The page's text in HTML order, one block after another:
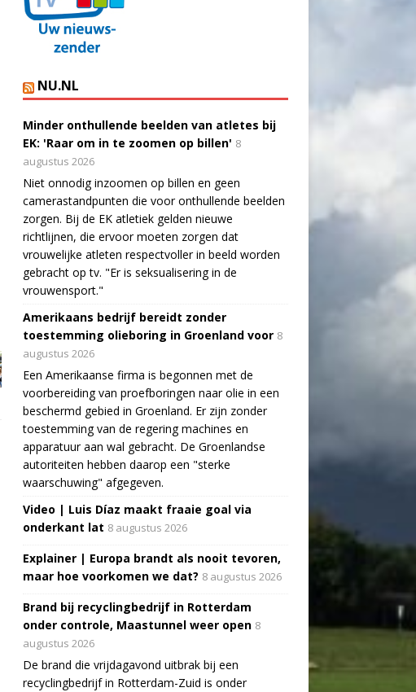
NU.NL
Minder onthullende beelden van atletes bij
EK: 'Raar om in te zoomen op billen' 8
augustus 2026
Niet onnodig inzoomen op billen en geen
camerastandpunten die voor onthullende beelden
zorgen. Bij de EK atletiek gelden nieuwe
richtlijnen, die ervoor moeten zorgen dat
vrouwelijke atleten respectvoller in beeld worden
gebracht op tv. "Er is seksualisering in de
vrouwensport."
Amerikaans bedrijf bereidt zonder
toestemming olieboring in Groenland voor 8
augustus 2026
Een Amerikaanse firma is begonnen met de
voorbereiding van proefboringen naar olie in een
beschermd gebied in Groenland. Er zijn zonder
toestemming van de regering machines en
apparatuur aan wal gebracht. De Groenlandse
autoriteiten hebben daarop een "sterke
waarschuwing" afgegeven.
Video | Luis Díaz maakt fraaie goal via
onderkant lat 8 augustus 2026
Explainer | Europa brandt als nooit tevoren,
maar hoe voorkomen we dat? 8 augustus 2026
Brand bij recyclingbedrijf in Rotterdam
onder controle, Maastunnel weer open 8
augustus 2026
De brand die vrijdagavond uitbrak bij een
recyclingbedrijf in Rotterdam-Zuid is onder